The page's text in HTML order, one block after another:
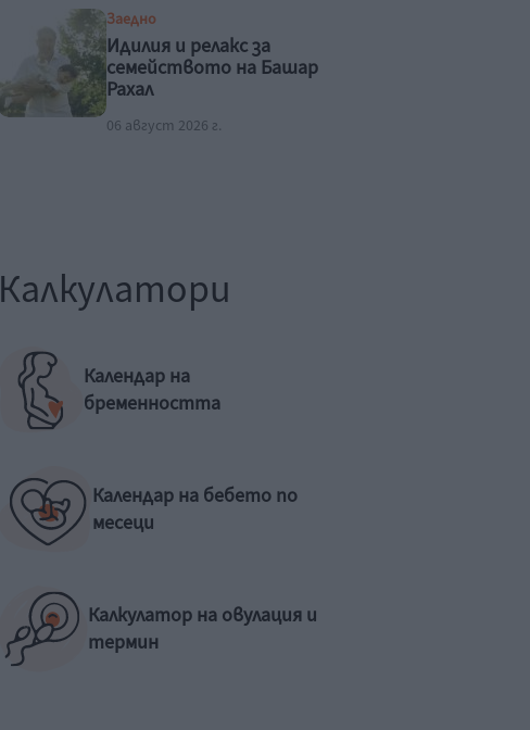
Заедно
Идилия и релакс за
семейството на Башар
Рахал
06 август 2026 г.
Калкулатори
Календар на
бременността
Календар на бебето по
месеци
Калкулатор на овулация и
термин